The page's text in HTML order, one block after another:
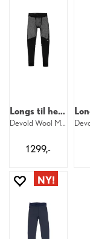
Longs til herre
Devold Wool Mesh Pro Longs M 950
1 299,-